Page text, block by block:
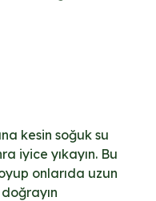
kesin soğuk su
iyice yıkayın. Bu
onlarıda uzun